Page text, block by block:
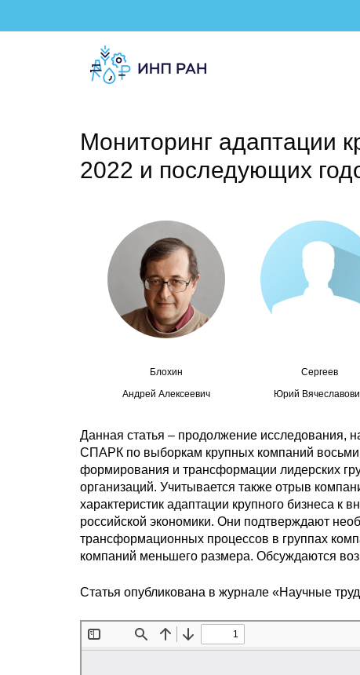
Мониторинг адаптации
2022 и последующих
Блохин
Андрей Алексеевич
Сергеев
Юрий
Данная статья – продолжение исследования,
СПАРК по выборкам крупных компаний
формирования и трансформации лидерских
организаций. Учитывается также отрыв
характеристик адаптации крупного бизнеса
российской экономики. Они подтверждают
трансформационных процессов в группах
компаний меньшего размера. Обсуждаются
Статья опубликована в журнале «Научные